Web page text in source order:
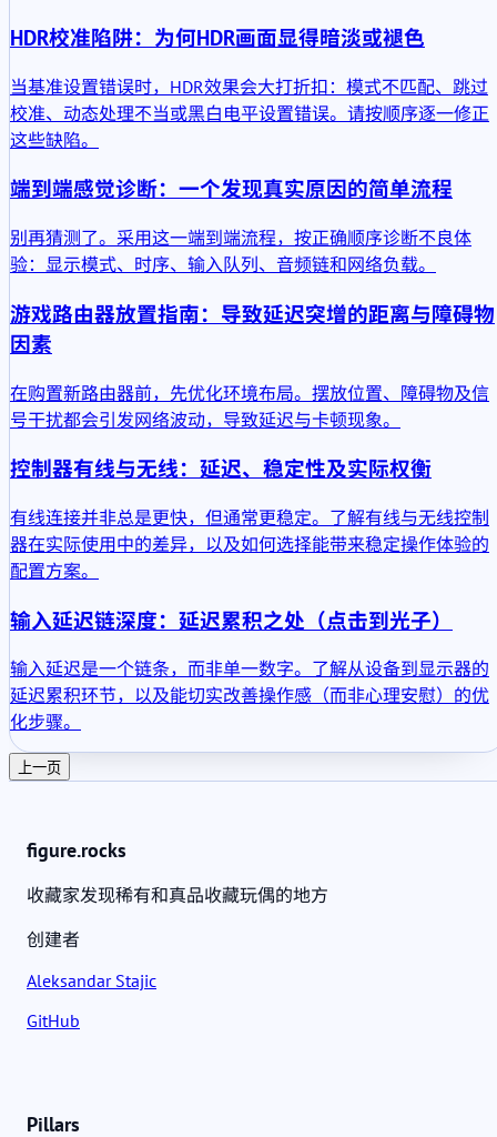
HDR校准陷阱：为何HDR画面显得暗淡或褪色
当基准设置错误时，HDR效果会大打折扣：模式不匹配、跳过
校准、动态处理不当或黑白电平设置错误。请按顺序逐一修正
这些缺陷。
端到端感觉诊断：一个发现真实原因的简单流程
别再猜测了。采用这一端到端流程，按正确顺序诊断不良体
验：显示模式、时序、输入队列、音频链和网络负载。
游戏路由器放置指南：导致延迟突增的距离与障碍物
因素
在购置新路由器前，先优化环境布局。摆放位置、障碍物及信
号干扰都会引发网络波动，导致延迟与卡顿现象。
控制器有线与无线：延迟、稳定性及实际权衡
有线连接并非总是更快，但通常更稳定。了解有线与无线控制
器在实际使用中的差异，以及如何选择能带来稳定操作体验的
配置方案。
输入延迟链深度：延迟累积之处（点击到光子）
输入延迟是一个链条，而非单一数字。了解从设备到显示器的
延迟累积环节，以及能切实改善操作感（而非心理安慰）的优
化步骤。
上一页
figure.rocks
收藏家发现稀有和真品收藏玩偶的地方
创建者
Aleksandar Stajic
GitHub
Pillars